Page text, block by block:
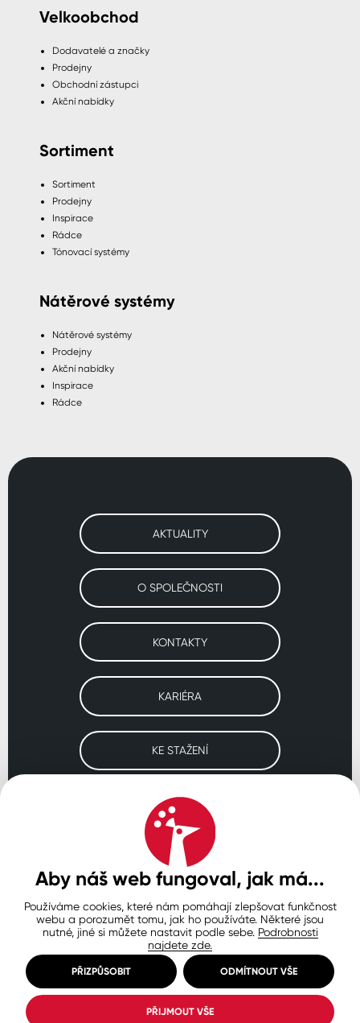
Velkoobchod
Dodavatelé a značky
Prodejny
Obchodní zástupci
Akční nabídky
Sortiment
Sortiment
Prodejny
Inspirace
Rádce
Tónovací systémy
Nátěrové systémy
Nátěrové systémy
Prodejny
Akční nabídky
Inspirace
Rádce
AKTUALITY
O SPOLEČNOSTI
KONTAKTY
KARIÉRA
KE STAŽENÍ
Navštivte naše pobočky
SLOVENSKO POLSKO
Ochrana osobních údajů
Zásady používání souborů cookie
Nastavení cookies
© Copyright 2026 COLORLAK
Created by inCUBE
Aby náš web fungoval, jak má...
Používáme cookies, které nám pomáhají zlepšovat funkčnost
webu a porozumět tomu, jak ho používáte. Některé jsou
nutné, jiné si můžete nastavit podle sebe. Podrobnosti
najdete zde.
PŘIZPŮSOBIT ODMÍTNOUT VŠE
PŘIJMOUT VŠE